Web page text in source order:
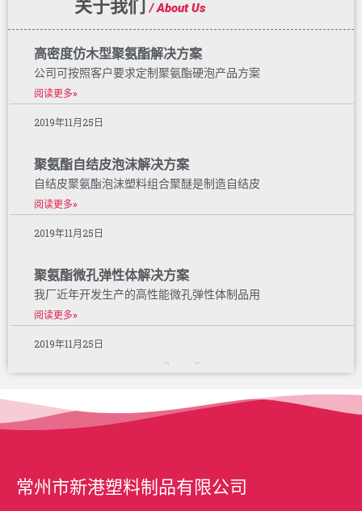
关于我们/ About Us
高密度仿木型聚氨酯解决方案
公司可按照客户要求定制聚氨酯硬泡产品方案
阅读更多»
2019年11月25日
聚氨酯自结皮泡沫解决方案
自结皮聚氨酯泡沫塑料组合聚醚是制造自结皮
阅读更多»
2019年11月25日
聚氨酯微孔弹性体解决方案
我厂近年开发生产的高性能微孔弹性体制品用
阅读更多»
2019年11月25日
« 上一页 1 2 下一个 »
常州市新港塑料制品有限公司